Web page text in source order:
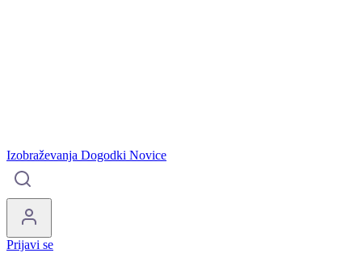
Izobraževanja Dogodki Novice
Prijavi se